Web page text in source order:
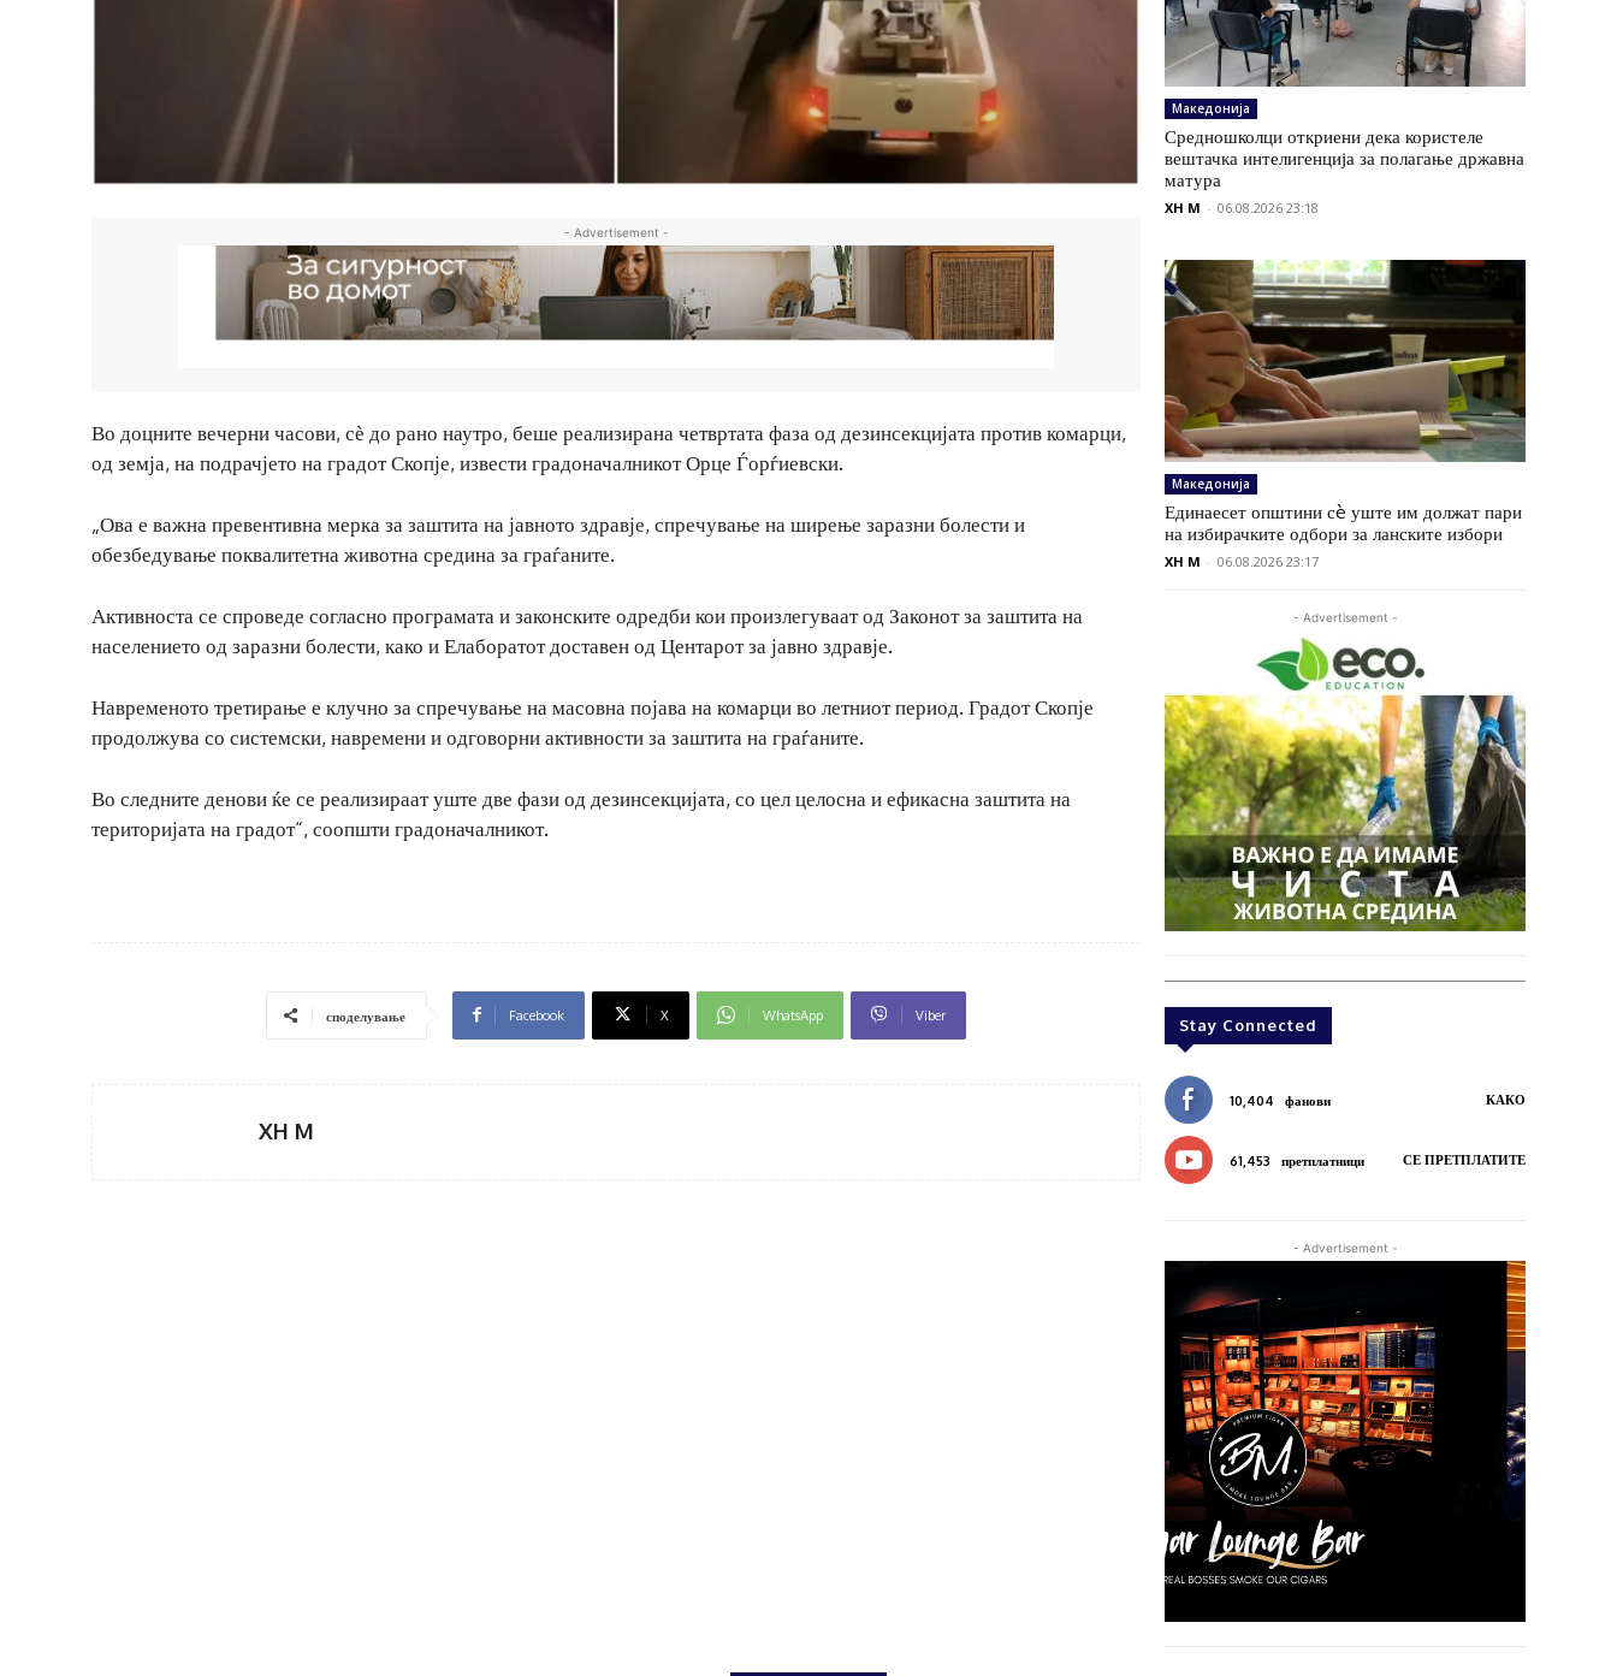
- Advertisement -
Во доцните вечерни часови, сѐ до рано наутро, беше реализирана четвртата фаза од дезинсекцијата против комарци,
од земја, на подрачјето на градот Скопје, извести градоначалникот Орце Ѓорѓиевски.
„Ова е важна превентивна мерка за заштита на јавното здравје, спречување на ширење заразни болести и
обезбедување поквалитетна животна средина за граѓаните.
Активноста се спроведе согласно програмата и законските одредби кои произлегуваат од Законот за заштита на
населението од заразни болести, како и Елаборатот доставен од Центарот за јавно здравје.
Навременото третирање е клучно за спречување на масовна појава на комарци во летниот период. Градот Скопје
продолжува со системски, навремени и одговорни активности за заштита на граѓаните.
Во следните денови ќе се реализираат уште две фази од дезинсекцијата, со цел целосна и ефикасна заштита на
територијата на градот“, соопшти градоначалникот.
споделување Facebook X WhatsApp Viber
XH M
Македонија
Средношколци откриени дека користеле
вештачка интелигенција за полагање државна
матура
XH M - 06.08.2026 23:18
Македонија
Единаесет општини сè уште им должат пари
на избирачките одбори за ланските избори
XH M - 06.08.2026 23:17
- Advertisement -
Stay Connected
10,404 фанови КАКО
61,453 претплатници СЕ ПРЕТПЛАТИТЕ
- Advertisement -